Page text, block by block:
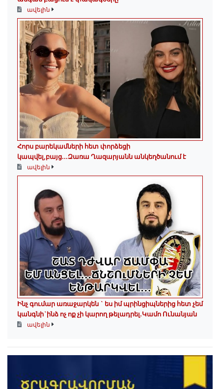
ավելին
Հորս բարեկամների հետ փորձեցի
կապվել,բայց...Զառա Ղազարյանն անկեղծանում է
ավելին
Ինչ գումար առաջարկեն ` ես իմ պրինցիպներից հետ չեմ
կանգնի`ինձ ոչ ոք չի կարող թելադրել.Կամո Ունանյան
ավելին